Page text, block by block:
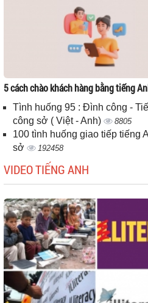
5 cách chào khách hàng bằng tiếng
Tình huống 95 : Đình công -
công sở ( Việt - Anh)
8805
100 tình huống giao tiếp tiếng
sở
192458
VIDEO TIẾNG ANH